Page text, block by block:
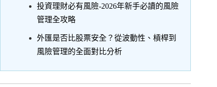
投資理財必有風險-2026年新手必讀的風險
管理全攻略
外匯是否比股票安全？從波動性、槓桿到
風險管理的全面對比分析